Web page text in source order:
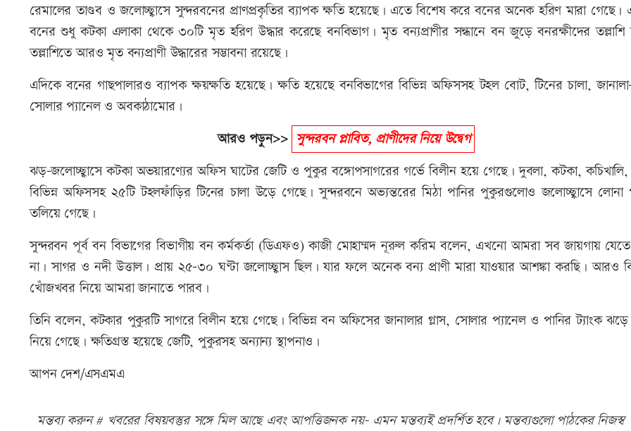
রেমালের তাণ্ডব ও জলোচ্ছ্বাসে সুন্দরবনের প্রাণপ্রকৃতির ব্যাপক ক্ষতি হয়েছে। এতে বিশেষ করে বনের অনেক হরিণ মারা গেছে।
বনের শুধু কটকা এলাকা থেকে ৩০টি মৃত হরিণ উদ্ধার করেছে বনবিভাগ। মৃত বন্যপ্রাণীর সন্ধানে বন জুড়ে বনরক্ষীদের
তল্লাশিতে আরও মৃত বন্যপ্রাণী উদ্ধারের সম্ভাবনা রয়েছে।
এদিকে বনের গাছপালারও ব্যাপক ক্ষয়ক্ষতি হয়েছে। ক্ষতি হয়েছে বনবিভাগের বিভিন্ন অফিসসহ টহল বোট, টিনের চালা,
সোলার প্যানেল ও অবকাঠামোর।
আরও পড়ুন>> সুন্দরবন প্লাবিত, প্রাণীদের নিয়ে উদ্বেগ
ঝড়-জলোচ্ছ্বাসে কটকা অভয়ারণ্যের অফিস ঘাটের জেটি ও পুকুর বঙ্গোপসাগরের গর্ভে বিলীন হয়ে গেছে। দুবলা, কটকা,
বিভিন্ন অফিসসহ ২৫টি টহলফাঁড়ির টিনের চালা উড়ে গেছে। সুন্দরবনে অভ্যন্তরের মিঠা পানির পুকুরগুলোও জলোচ্ছ্বাসে লোনা
তলিয়ে গেছে।
সুন্দরবন পূর্ব বন বিভাগের বিভাগীয় বন কর্মকর্তা (ডিএফও) কাজী মোহাম্মদ নূরুল করিম বলেন, এখনো আমরা সব জায়গায় যেতে
না। সাগর ও নদী উত্তাল। প্রায় ২৫-৩০ ঘণ্টা জলোচ্ছ্বাস ছিল। যার ফলে অনেক বন্য প্রাণী মারা যাওয়ার আশঙ্কা করছি। আরও
খোঁজখবর নিয়ে আমরা জানাতে পারব।
তিনি বলেন, কটকার পুকুরটি সাগরে বিলীন হয়ে গেছে। বিভিন্ন বন অফিসের জানালার গ্লাস, সোলার প্যানেল ও পানির ট্যাংক
নিয়ে গেছে। ক্ষতিগ্রস্ত হয়েছে জেটি, পুকুরসহ অন্যান্য স্থাপনাও।
আপন দেশ/এসএমএ
মন্তব্য করুন # খবরের বিষয়বস্তুর সঙ্গে মিল আছে এবং আপত্তিজনক নয়- এমন মন্তব্যই প্রদর্শিত হবে। মন্তব্যগুলো পাঠকের নিজস্ব